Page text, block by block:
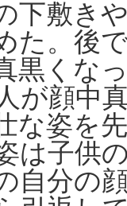
下敷き
た。後
黒くな
が顔中
な姿を
は子供
自分の